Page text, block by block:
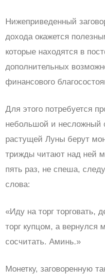
Нижеприведенный
дохода окажется
которые находятся в
дополнительных
финансового
Для этого потребуется
небольшой и несложный
растущей Луны берут
трижды читают над ней
пять раз, не спеша,
слова:
«Иду на торг торговать,
торг купцом, а вернулся
сосчитать. Аминь.»
Монетку, заговоренную